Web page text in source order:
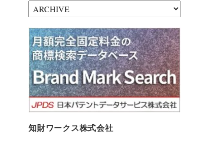
ー
カ
イ
ブ
知財ワークス株式会社